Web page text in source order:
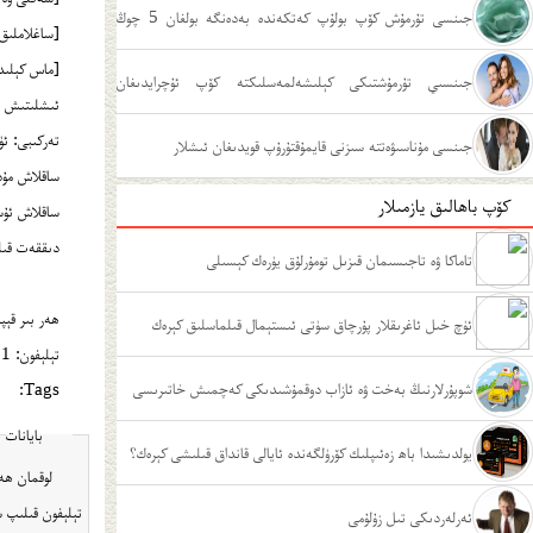
جىنسى تۇرمۇش كۆپ بولۇپ كەتكەندە بەدەنگە بولغان 5 چوڭ
زىيىنى جىنسىي تۇرمۇشتىكى كېلىشەلمەسلىكتە كۆپ ئۇچرايدىغان
ئەھۋاللار جىنسى مۇناسىۋەتتە سىزنى قايمۇقتۇرۇپ قويدىغان ئىشلار
كۆپ باھالىق يازمىلار
تاماكا ۋە تاجىسىمان قىزىل تومۇرلۇق يۈرەك كېسىلى
ئۈچ خىل ئاغرىقلار پۇرچاق سۈتى ئىستېمال قىلماسلىق كېرەك
شوپۇرلارنىڭ بەخت ۋە ئازاب دوقمۇشىدىكى كەچمىش خاتىرىسى
يولدىشىدا باھ زەئىپلىك كۆرۈلگەندە ئايالى قانداق قىلىشى كېرەك؟
ئەرلەردىكى تىل زۇلۇمى
[ماس
ئىشلىتىش ئۇسۇلى: كۈندە 1 قېتىم،
تەركىبى:
ساقلاش
ساقلاش
دىققەت
ھەر بىر
تېلېفون: 0991-6757855
Tags:
بايانات
تېلېفون قىلىپ